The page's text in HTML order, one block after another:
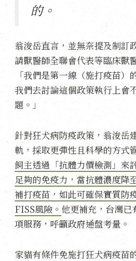
的。
翁浚岳直言，並無奈提及制訂
請獸醫師全聯會代表等臨床獸
「我們是第一線（施打疫苗）
我們去討論這個政策執行上會
題。」
針對狂犬病防疫政策，翁浚岳
軌，採取更彈性且科學的方式
飼主透過「抗體力價檢測」來
足夠的免疫力，當抗體濃度降
補打疫苗，如此可確保實質防
FISS風險。 他更補充，台灣已
項服務，呼籲政府通盤考量。
家貓有條件免施打狂犬病疫苗